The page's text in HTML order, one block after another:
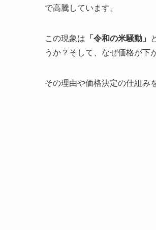
で高騰しています。
この現象は 「令和の米騒動」
うか？そして、なぜ価格が下
その理由や価格決定の仕組み